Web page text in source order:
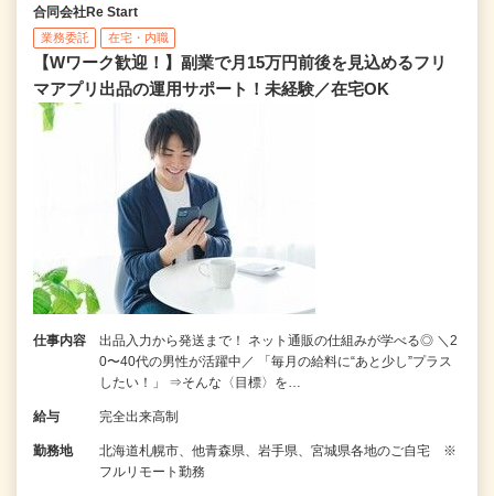
合同会社Re Start
業務委託 在宅・内職
【Wワーク歓迎！】副業で月15万円前後を見込めるフリ
マアプリ出品の運用サポート！未経験／在宅OK
仕事内容
出品入力から発送まで！ ネット通販の仕組みが学べる◎ ＼2
0〜40代の男性が活躍中／ 「毎月の給料に“あと少し”プラス
したい！」 ⇒そんな〈目標〉を…
給与 完全出来高制
勤務地
北海道札幌市、他青森県、岩手県、宮城県各地のご自宅 ※
フルリモート勤務